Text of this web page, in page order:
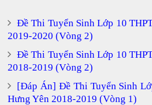
Đề Thi Tuyển Sinh Lớp 10
2019-2020 (Vòng 2)
Đề Thi Tuyển Sinh Lớp 10
2018-2019 (Vòng 2)
[Đáp Án] Đề Thi Tuyển Sinh
Hưng Yên 2018-2019 (Vòng 1)